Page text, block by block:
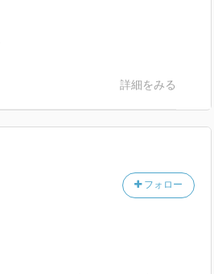
詳細をみる
フォロー